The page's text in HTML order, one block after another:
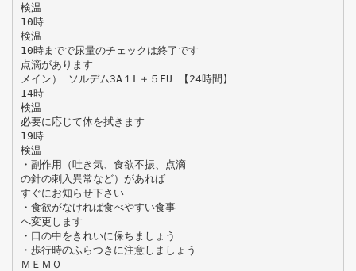
検温
10時
検温
10時までで尿量のチェックは終了です
点滴があります
メイン） ソルデム3A１L＋５FU 【24時間】
14時
検温
必要に応じて体を拭きます
19時
検温
・副作用（吐き気、食欲不振、点滴
の針の刺入異常など）があれば
すぐにお知らせ下さい
・食欲がなければ食べやすい食事
へ変更します
・口の中をきれいに保ちましょう
・歩行時のふらつきに注意しましょう
ＭＥＭＯ